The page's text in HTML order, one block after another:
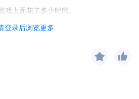
登录后浏览更多
戏上面花了多少时间。
第三方。Steam Spy 说起来大家都不会
上的游戏统计呈现给更多人浏览，